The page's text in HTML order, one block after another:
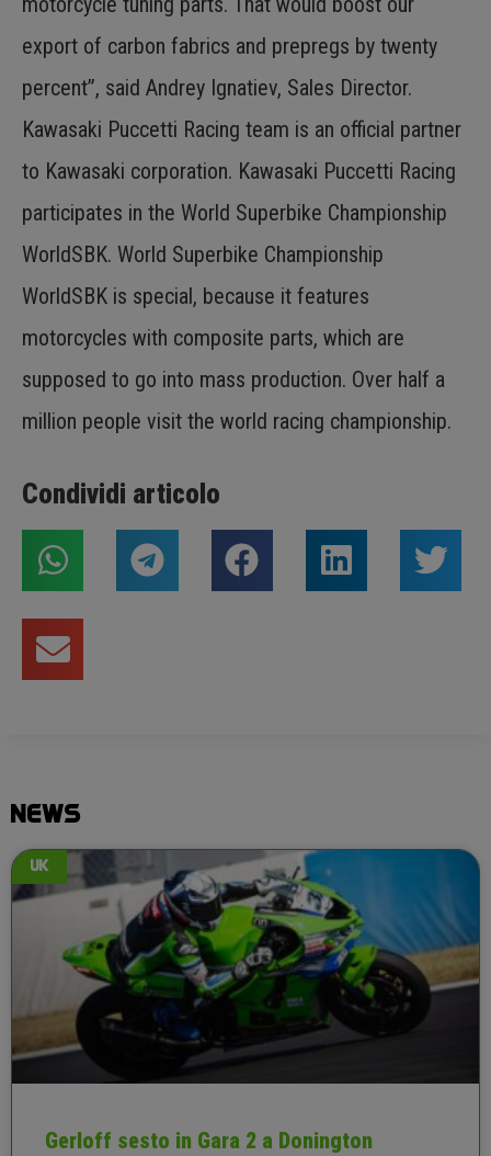
export of carbon fabrics and prepregs by twenty
percent”, said Andrey Ignatiev, Sales Director.
Kawasaki Puccetti Racing team is an official partner
to Kawasaki corporation. Kawasaki Puccetti Racing
participates in the World Superbike Championship
WorldSBK. World Superbike Championship
WorldSBK is special, because it features
motorcycles with composite parts, which are
supposed to go into mass production. Over half a
million people visit the world racing championship.
Condividi articolo
NEWS
UK
Gerloff sesto in Gara 2 a Donington